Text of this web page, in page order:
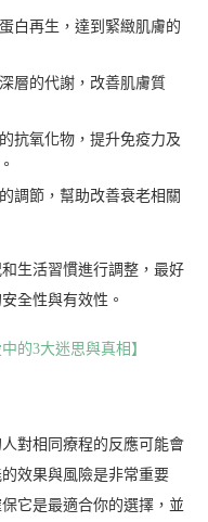
白再生，達到緊緻肌膚的
層的代謝，改善肌膚質
抗氧化物，提升免疫力及
調節，幫助改善衰老相關
生活習慣進行調整，最好
全性與有效性。
的3大迷思與真相】
對相同療程的反應可能會
效果與風險是非常重要
它是最適合你的選擇，並